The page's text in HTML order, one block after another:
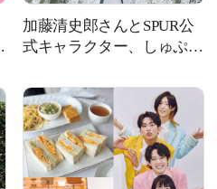
加藤清史郎さんとSPUR公
式キャラクター、しゅぷる